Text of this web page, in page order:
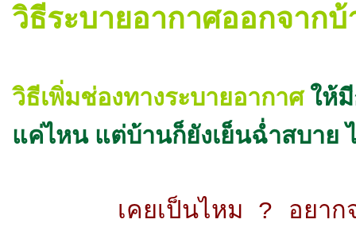
วิธีระบายอากาศออกจาก
วิธีเพิ่มช่องทางระบายอากาศให้มี
แค่ไหน แต่บ้านก็ยังเย็นฉ่ำสบาย
เคยเป็นไหม ? อยา